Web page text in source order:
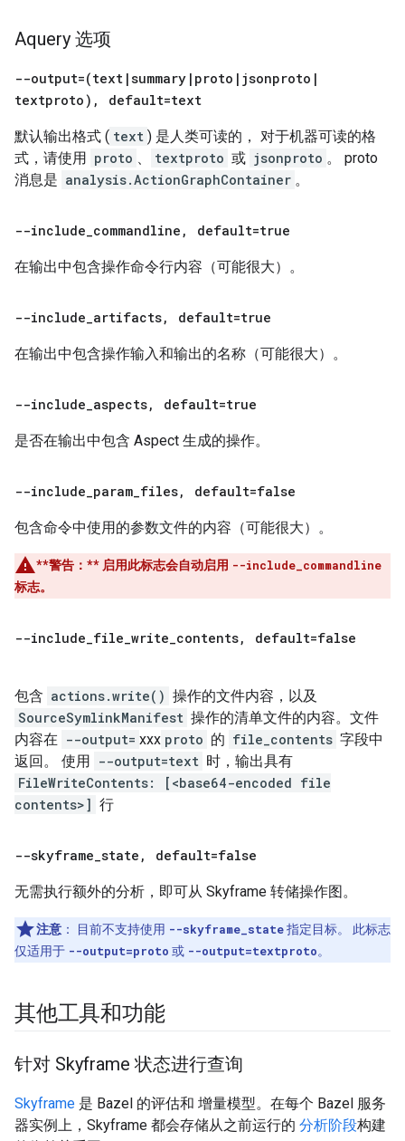
Aquery 选项
--output=(text |summary | proto | jsonproto |
textproto) , default=text
默认输出格式 ( text ) 是人类可读的， 对于机器可读的格
式，请使用 proto 、 textproto 或 jsonproto 。 proto
消息是 analysis.ActionGraphContainer 。
--include_commandline , default=true
在输出中包含操作命令行内容（可能很大）。
--include_artifacts, default=true
在输出中包含操作输入和输出的名称（可能很大）。
--include_aspects, default=true
是否在输出中包含 Aspect 生成的操作。
--include_param_files, default=false
包含命令中使用的参数文件的内容（可能很大）。
**警告：** 启用此标志会自动启用 --include_commandline
标志。
--include_file_write_contents, default=false
包含 actions.write() 操作的文件内容，以及
SourceSymlinkManifest 操作的清单文件的内容。文件
内容在 --output= xxx proto 的 file_contents 字段中
返回。 使用 --output=text 时，输出具有
FileWriteContents: [<base64-encoded file
contents>] 行
--skyframe_state , default=false
无需执行额外的分析，即可从 Skyframe 转储操作图。
注意 ： 目前不支持使用 --skyframe_state指定目标。 此标志
仅适用于 --output=proto 或 --output=textproto。
其他工具和功能
针对 Skyframe 状态进行查询
Skyframe 是 Bazel 的评估和 增量模型。在每个 Bazel 服务
器实例上，Skyframe 都会存储从之前运行的 分析阶段构建